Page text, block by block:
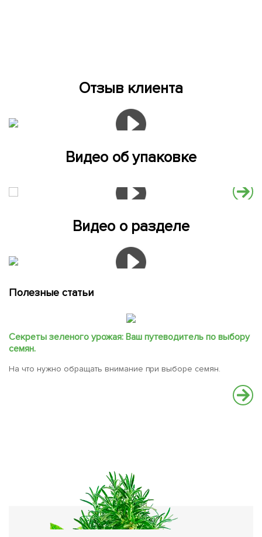
Отзыв клиента
Видео об упаковке
Видео о разделе
Полезные статьи
Секреты зеленого урожая: Ваш путеводитель по выбору
семян.
На что нужно обращать внимание при выборе семян.